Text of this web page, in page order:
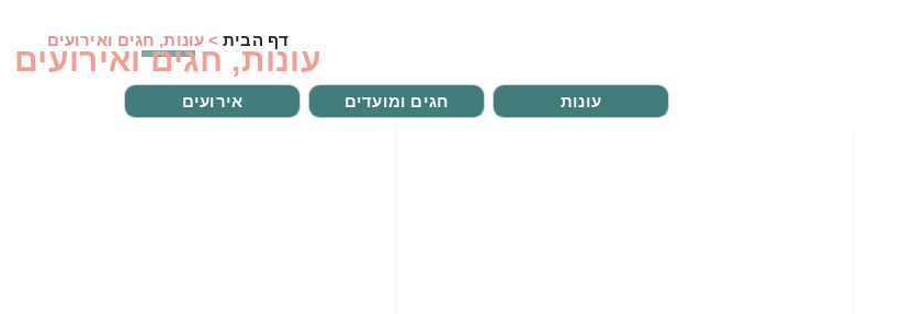
דף הבית>עונות, חגים ואירועים
עונות, חגים ואירועים
אירועים חגים ומועדים עונות